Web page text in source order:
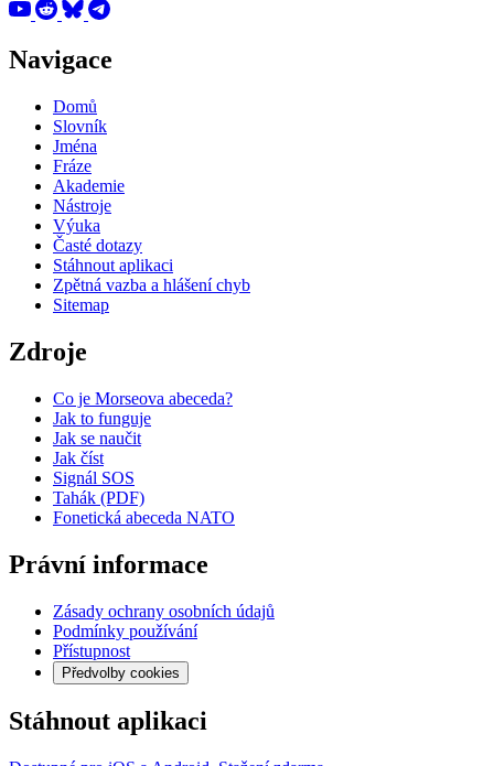
Navigace
Domů
Slovník
Jména
Fráze
Akademie
Nástroje
Výuka
Časté dotazy
Stáhnout aplikaci
Zpětná vazba a hlášení chyb
Sitemap
Zdroje
Co je Morseova abeceda?
Jak to funguje
Jak se naučit
Jak číst
Signál SOS
Tahák (PDF)
Fonetická abeceda NATO
Právní informace
Zásady ochrany osobních údajů
Podmínky používání
Přístupnost
Předvolby cookies
Stáhnout aplikaci